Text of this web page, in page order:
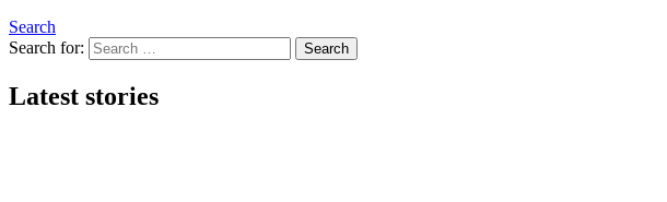
Search
Search for:
Search
Latest stories